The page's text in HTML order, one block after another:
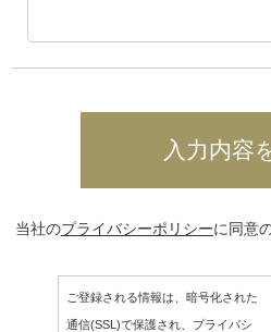
当社のプライバシーポリシーに同意
ご登録される情報は、暗号化された
通信(SSL)で保護され、プライバシ